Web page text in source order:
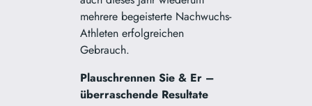
mehrere begeisterte Nachwuchs-
Athleten erfolgreichen
Gebrauch.
Plauschrennen Sie & Er –
überraschende Resultate